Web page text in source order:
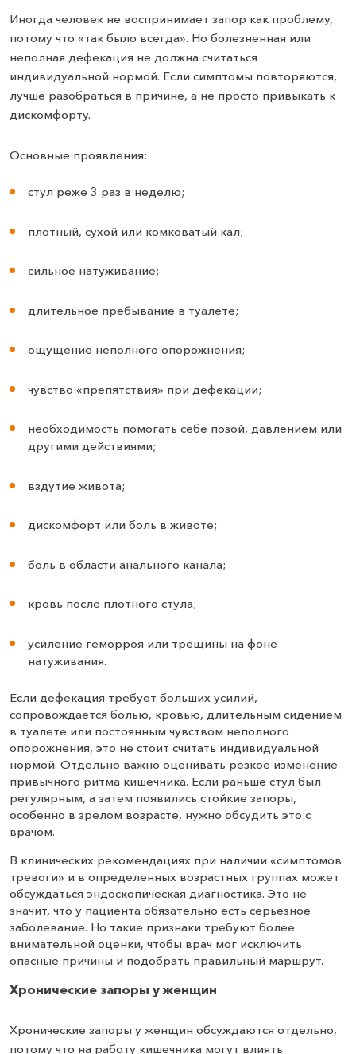
Иногда человек не воспринимает запор как проблему,
потому что «так было всегда». Но болезненная или
неполная дефекация не должна считаться
индивидуальной нормой. Если симптомы повторяются,
лучше разобраться в причине, а не просто привыкать к
дискомфорту.
Основные проявления:
стул реже 3 раз в неделю;
плотный, сухой или комковатый кал;
сильное натуживание;
длительное пребывание в туалете;
ощущение неполного опорожнения;
чувство «препятствия» при дефекации;
необходимость помогать себе позой, давлением или
другими действиями;
вздутие живота;
дискомфорт или боль в животе;
боль в области анального канала;
кровь после плотного стула;
усиление геморроя или трещины на фоне
натуживания.
Если дефекация требует больших усилий,
сопровождается болью, кровью, длительным сидением
в туалете или постоянным чувством неполного
опорожнения, это не стоит считать индивидуальной
нормой. Отдельно важно оценивать резкое изменение
привычного ритма кишечника. Если раньше стул был
регулярным, а затем появились стойкие запоры,
особенно в зрелом возрасте, нужно обсудить это с
врачом.
В клинических рекомендациях при наличии «симптомов
тревоги» и в определенных возрастных группах может
обсуждаться эндоскопическая диагностика. Это не
значит, что у пациента обязательно есть серьезное
заболевание. Но такие признаки требуют более
внимательной оценки, чтобы врач мог исключить
опасные причины и подобрать правильный маршрут.
Хронические запоры у женщин
Хронические запоры у женщин обсуждаются отдельно,
потому что на работу кишечника могут влиять